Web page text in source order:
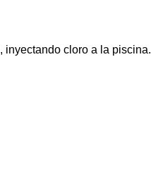
inyectando cloro a la piscina.